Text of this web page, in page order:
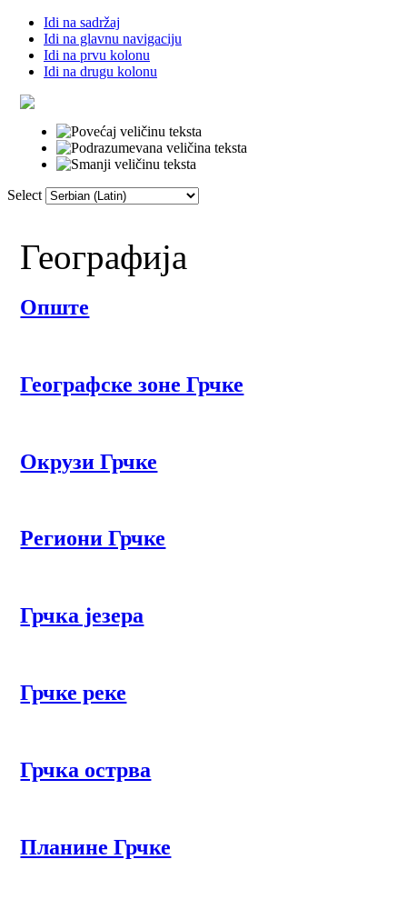
Idi na sadržaj
Idi na glavnu navigaciju
Idi na prvu kolonu
Idi na drugu kolonu
Select
Географија
Опште
Географске зоне Грчке
Окрузи Грчке
Региони Грчке
Грчка језера
Грчке реке
Грчка острва
Планине Грчке